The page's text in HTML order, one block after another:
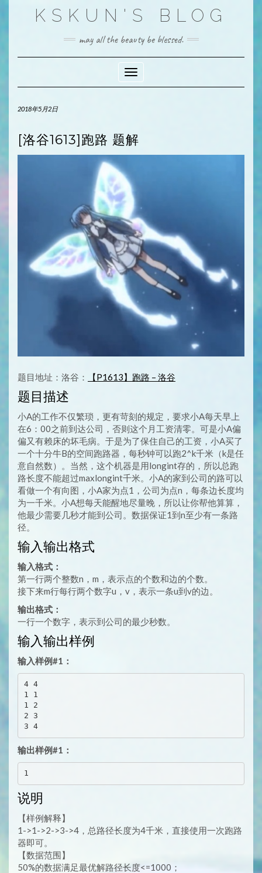
KSKUN'S BLOG
may all the beauty be blessed.
Toggle Navigation
2018年5月2日
[洛谷1613]跑路 题解
题目地址：洛谷： 【P1613】跑路 – 洛谷
题目描述
小A的工作不仅繁琐，更有苛刻的规定，要求小A每天早上
在6：00之前到达公司，否则这个月工资清零。可是小A偏
偏又有赖床的坏毛病。于是为了保住自己的工资，小A买了
一个十分牛B的空间跑路器，每秒钟可以跑2^k千米（k是任
意自然数）。当然，这个机器是用longint存的，所以总跑
路长度不能超过maxlongint千米。小A的家到公司的路可以
看做一个有向图，小A家为点1，公司为点n，每条边长度均
为一千米。小A想每天能醒地尽量晚，所以让你帮他算算，
他最少需要几秒才能到公司。数据保证1到n至少有一条路
径。
输入输出格式
输入格式：
第一行两个整数n，m，表示点的个数和边的个数。
接下来m行每行两个数字u，v，表示一条u到v的边。
输出格式：
一行一个数字，表示到公司的最少秒数。
输入输出样例
输入样例#1：
4 4
1 1
1 2
2 3
3 4
输出样例#1：
说明
【样例解释】
1->1->2->3->4，总路径长度为4千米，直接使用一次跑路
器即可。
【数据范围】
50%的数据满足最优解路径长度<=1000；